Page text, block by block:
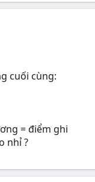
cuối cùng:
= điểm ghi
nhỉ ?